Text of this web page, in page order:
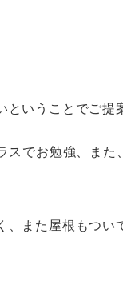
いうことでご提
でお勉強、ま
また屋根もつ